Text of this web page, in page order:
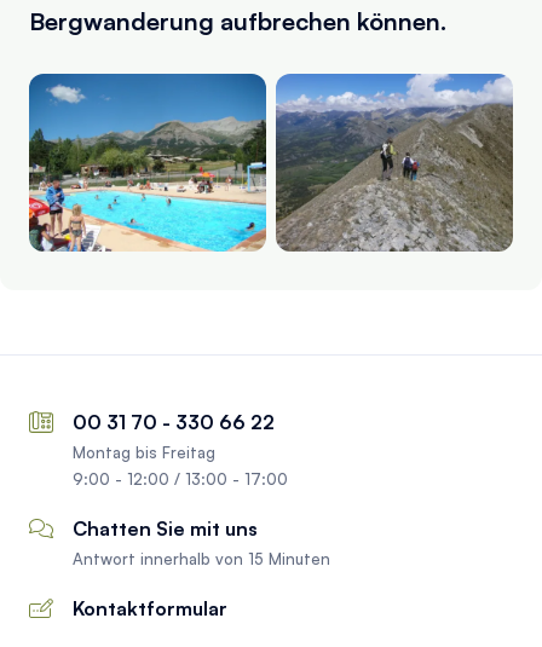
Bergwanderung aufbrechen können.
00 31 70 - 330 66 22
Montag bis Freitag
9:00 - 12:00 / 13:00 - 17:00
Chatten Sie mit uns
Antwort innerhalb von 15 Minuten
Kontaktformular